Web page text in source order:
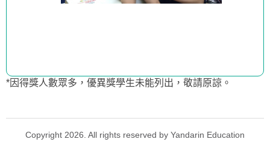
*因得獎人數眾多，優異獎學生未能列出，敬請原諒。
Copyright 2026. All rights reserved by Yandarin Education